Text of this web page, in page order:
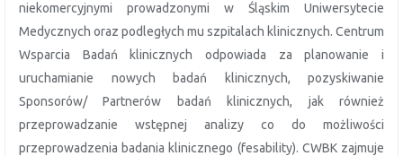
niekomercyjnymi prowadzonymi w Śląskim Uniwersytecie
Medycznych oraz podległych mu szpitalach klinicznych. Centrum
Wsparcia Badań klinicznych odpowiada za planowanie i
uruchamianie nowych badań klinicznych, pozyskiwanie
Sponsorów/ Partnerów badań klinicznych, jak również
przeprowadzanie wstępnej analizy co do możliwości
przeprowadzenia badania klinicznego (fesability). CWBK zajmuje